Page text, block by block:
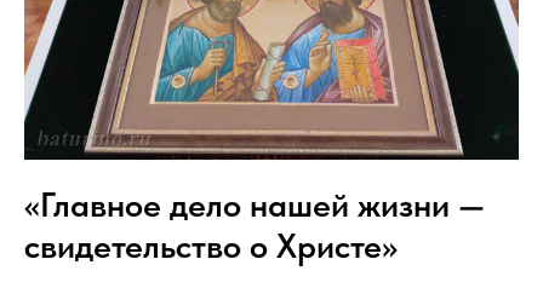
«Главное дело нашей жизни —
свидетельство о Христе»